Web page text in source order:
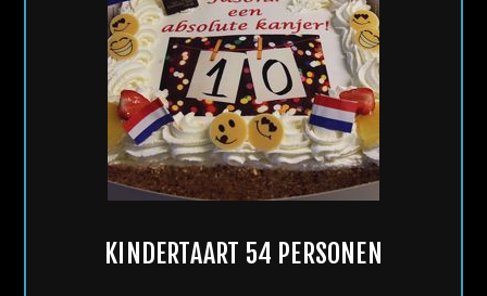
KINDERTAART 54 PERSONEN